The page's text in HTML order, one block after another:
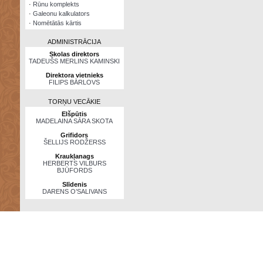
· Rūnu komplekts
· Galeonu kalkulators
· Nomētātās kārtis
ADMINISTRĀCIJA
Skolas direktors
TADEUŠS MERLINS KAMINSKI
Direktora vietnieks
FILIPS BĀRLOVS
TORŅU VECĀKIE
Elšpūtis
MADELAINA SĀRA SKOTA
Grifidors
ŠELLIJS RODŽERSS
Kraukļanags
HERBERTS VILBURS
BJŪFORDS
Slīdenis
DARENS O’SALIVANS